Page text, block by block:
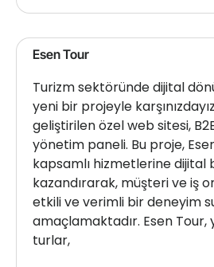
Esen Tour
Turizm sektöründe dijital
yeni bir projeyle
geliştirilen özel web sitesi,
yönetim paneli. Bu proje,
kapsamlı hizmetlerine dijital
kazandırarak, müşteri ve iş
etkili ve verimli bir deneyim
amaçlamaktadır. Esen Tour,
turlar,